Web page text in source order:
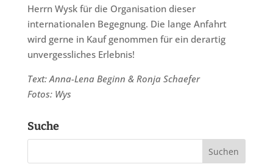
Herrn Wysk für die Organisation dieser
internationalen Begegnung. Die lange Anfahrt
wird gerne in Kauf genommen für ein derartig
unvergessliches Erlebnis!
Text: Anna-Lena Beginn & Ronja Schaefer
Fotos: Wys
Suche